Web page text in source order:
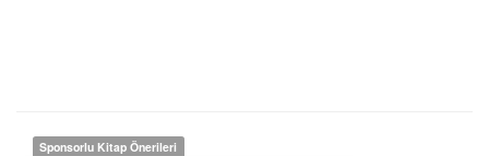
Sponsorlu Kitap Önerileri